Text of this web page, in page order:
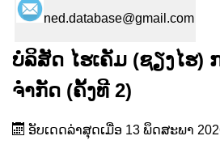
ned.database@gmail.com
ບໍລິສັດ ໄຮເຄັມ (ຊຽງໄຮ)
ຈຳກັດ (ຄັ້ງທີ 2)
ອັບເດດລ່າສຸດເມື່ອ 13 ພຶດສະພາ